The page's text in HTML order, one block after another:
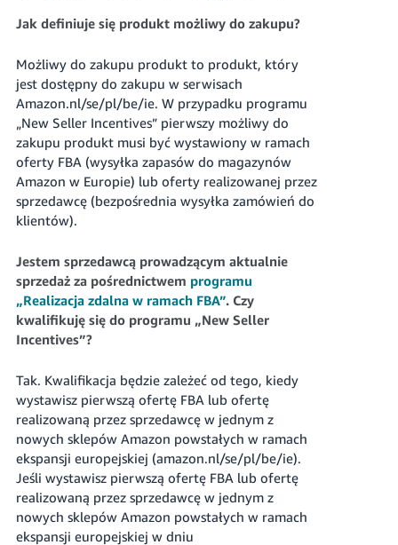
Jak definiuje się produkt możliwy do zakupu?
Możliwy do zakupu produkt to produkt, który
jest dostępny do zakupu w serwisach
Amazon.nl/se/pl/be/ie. W przypadku programu
„New Seller Incentives” pierwszy możliwy do
zakupu produkt musi być wystawiony w ramach
oferty FBA (wysyłka zapasów do magazynów
Amazon w Europie) lub oferty realizowanej przez
sprzedawcę (bezpośrednia wysyłka zamówień do
klientów).
Jestem sprzedawcą prowadzącym aktualnie
sprzedaż za pośrednictwem programu
„Realizacja zdalna w ramach FBA”. Czy
kwalifikuję się do programu „New Seller
Incentives”?
Tak. Kwalifikacja będzie zależeć od tego, kiedy
wystawisz pierwszą ofertę FBA lub ofertę
realizowaną przez sprzedawcę w jednym z
nowych sklepów Amazon powstałych w ramach
ekspansji europejskiej (amazon.nl/se/pl/be/ie).
Jeśli wystawisz pierwszą ofertę FBA lub ofertę
realizowaną przez sprzedawcę w jednym z
nowych sklepów Amazon powstałych w ramach
ekspansji europejskiej w dniu